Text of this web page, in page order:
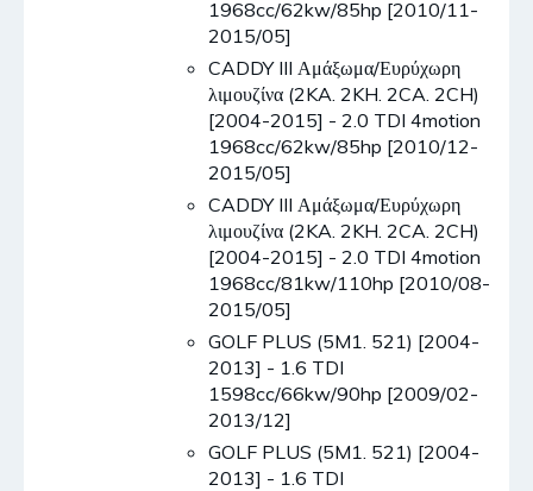
1968cc/62kw/85hp [2010/11-
2015/05]
CADDY III Αμάξωμα/Ευρύχωρη
λιμουζίνα (2KA. 2KH. 2CA. 2CH)
[2004-2015] - 2.0 TDI 4motion
1968cc/62kw/85hp [2010/12-
2015/05]
CADDY III Αμάξωμα/Ευρύχωρη
λιμουζίνα (2KA. 2KH. 2CA. 2CH)
[2004-2015] - 2.0 TDI 4motion
1968cc/81kw/110hp [2010/08-
2015/05]
GOLF PLUS (5M1. 521) [2004-
2013] - 1.6 TDI
1598cc/66kw/90hp [2009/02-
2013/12]
GOLF PLUS (5M1. 521) [2004-
2013] - 1.6 TDI